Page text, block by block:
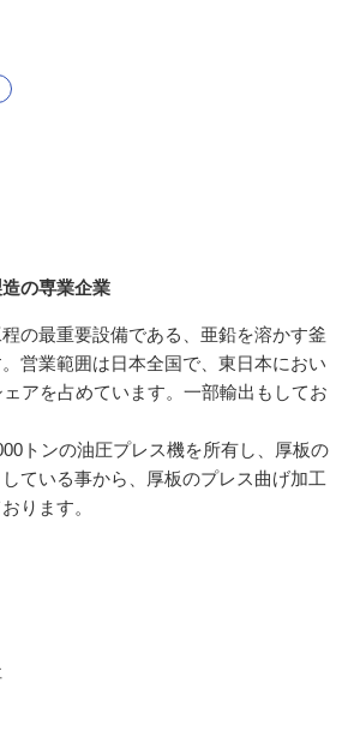
の専業企業
の最重要設備である、亜鉛を溶かす釜
営業範囲は日本全国で、東日本におい
アを占めています。一部輸出もしてお
トンの油圧プレス機を所有し、厚板の
ている事から、厚板のプレス曲げ加工
ります。